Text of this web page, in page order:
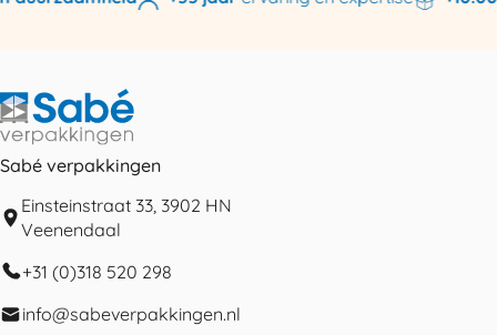
Sabé verpakkingen
Einsteinstraat 33, 3902 HN
Veenendaal
+31 (0)318 520 298
info@sabeverpakkingen.nl